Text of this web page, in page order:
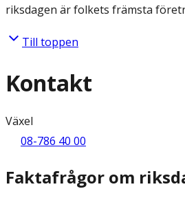
riksdagen är folkets främsta
Till toppen
Kontakt
Växel
08-786 40 00
Faktafrågor om